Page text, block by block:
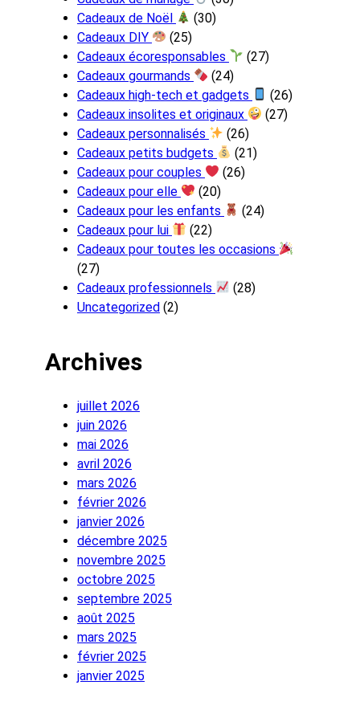
Cadeaux de Noël
(30)
Cadeaux DIY
(25)
Cadeaux écoresponsables
(27)
Cadeaux gourmands
(24)
Cadeaux high-tech et gadgets
(26)
Cadeaux insolites et originaux
(27)
Cadeaux personnalisés
(26)
Cadeaux petits budgets
(21)
Cadeaux pour couples
(26)
Cadeaux pour elle
(20)
Cadeaux pour les enfants
(24)
Cadeaux pour lui
(22)
Cadeaux pour toutes les occasions
(27)
Cadeaux professionnels
(28)
Uncategorized (2)
Archives
juillet 2026
juin 2026
mai 2026
avril 2026
mars 2026
février 2026
janvier 2026
décembre 2025
novembre 2025
octobre 2025
septembre 2025
août 2025
mars 2025
février 2025
janvier 2025